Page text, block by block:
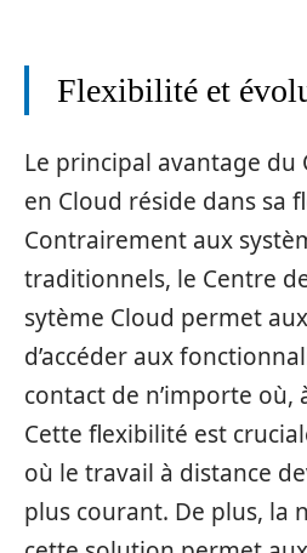
Flexibilité et
Le principal avantage du
en Cloud réside dans sa
Contrairement aux
traditionnels, le Centre
sytème Cloud permet
d’accéder aux
contact de n’importe
Cette flexibilité est
où le travail à distance
plus courant. De plus, la